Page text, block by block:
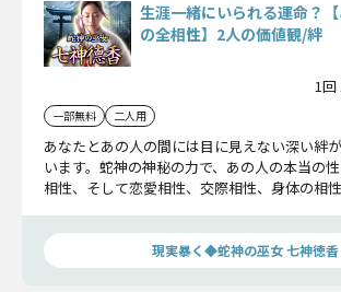
生涯一緒にいられる運命？
の全相性】2人の価値観/絆
1回
一部無料 二人用
あなたとあの人の間には目に見えない深い絆
います。蛇神の神秘の力で、あの人の本当の
相性、そして恋愛相性、交際相性、身体の相
現実暴く◆蛇神の巫女 七神徳香